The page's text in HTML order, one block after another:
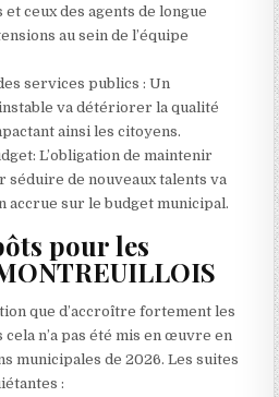
ceux des agents de longue
au sein de l’équipe
services publics : Un
va détériorer la qualité
ainsi les citoyens.
L’obligation de maintenir
séduire de nouveaux talents va
accrue sur le budget municipal.
pour les
que d’accroître fortement les
n’a pas été mis en œuvre en
municipales de 2026. Les suites
: